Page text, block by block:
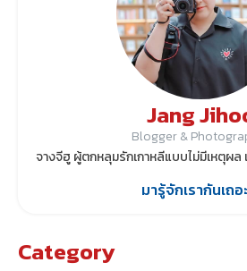
Jang
Blogger &
จางจีฮู ผู้ตกหลุมรักเกาหลีแบบไม่มีเหตุผล
มารู้จักเรากันเถอะ
Category